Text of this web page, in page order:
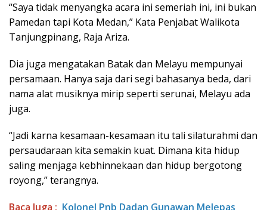
“Saya tidak menyangka acara ini semeriah ini, ini bukan
Pamedan tapi Kota Medan,” Kata Penjabat Walikota
Tanjungpinang, Raja Ariza.
Dia juga mengatakan Batak dan Melayu mempunyai
persamaan. Hanya saja dari segi bahasanya beda, dari
nama alat musiknya mirip seperti serunai, Melayu ada
juga.
“Jadi karna kesamaan-kesamaan itu tali silaturahmi dan
persaudaraan kita semakin kuat. Dimana kita hidup
saling menjaga kebhinnekaan dan hidup bergotong
royong,” terangnya.
Baca Juga : Kolonel Pnb Dadan Gunawan Melepas